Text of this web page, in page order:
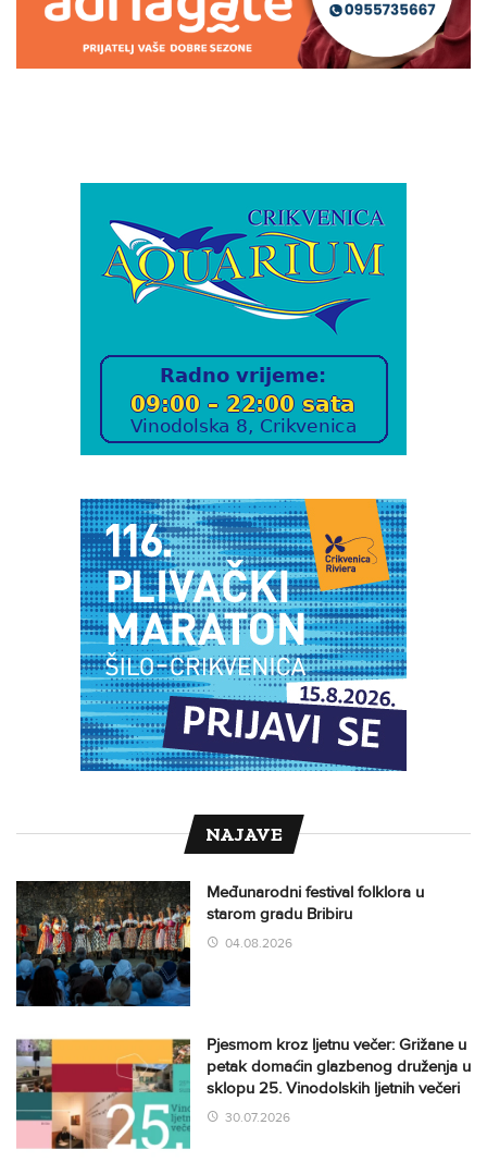
NAJAVE
Međunarodni festival folklora u
starom gradu Bribiru
04.08.2026
Pjesmom kroz ljetnu večer: Grižane u
petak domaćin glazbenog druženja u
sklopu 25. Vinodolskih ljetnih večeri
30.07.2026